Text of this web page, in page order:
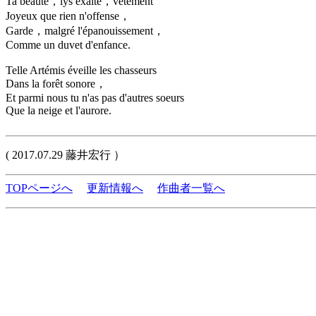
Joyeux que rien n'offense，
Garde，malgré l'épanouissement，
Comme un duvet d'enfance.
Telle Artémis éveille les chasseurs
Dans la forêt sonore，
Et parmi nous tu n'as pas d'autres soeurs
Que la neige et l'aurore.
( 2017.07.29 藤井宏行 ）
TOPページへ 更新情報へ 作曲者一覧へ